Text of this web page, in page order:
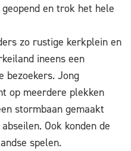
en trok het hele
zo rustige kerkplein en
ineens een
bezoekers. Jong
op meerdere plekken
stormbaan gemaakt
Ook konden de
spelen.